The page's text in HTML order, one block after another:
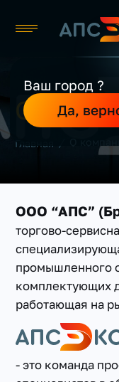
Ваш город ?
Да,
Каталог
О компании
О
Главная
ООО “АПС”
торгово-
промышленного
комплектующих
работающая на
- это команда